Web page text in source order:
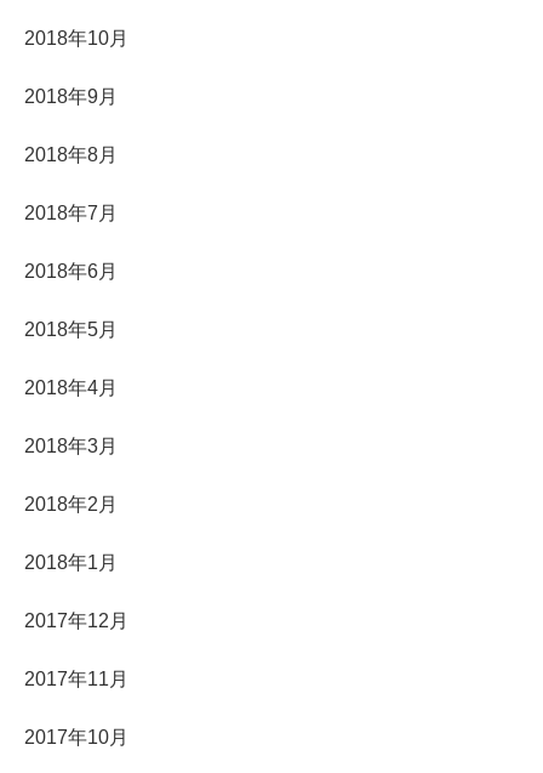
2018年10月
2018年9月
2018年8月
2018年7月
2018年6月
2018年5月
2018年4月
2018年3月
2018年2月
2018年1月
2017年12月
2017年11月
2017年10月